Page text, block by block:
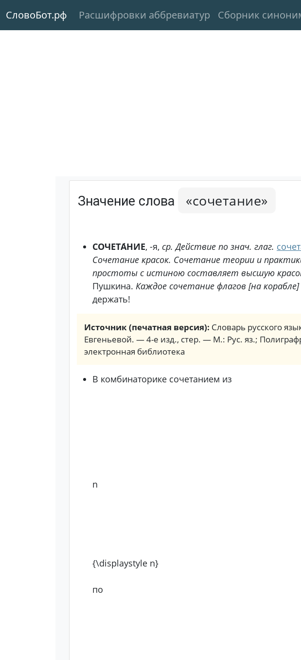
СловоБот.рф Расшифровки аббревиатур Сборник
Значение слова «сочетание»
СОЧЕТА́НИЕ, -я, ср. Действие по знач. глаг.
Сочетание красок. Сочетание теории и
простоты с истиною составляет высшую
Пушкина. Каждое сочетание флагов [на
держать!
Источник (печатная версия): Словарь русского
Евгеньевой. — 4-е изд., стер. — М.: Рус. яз.;
электронная библиотека
В комбинаторике сочетанием из
n
{\displaystyle n}
по